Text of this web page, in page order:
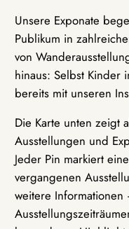
Unsere Exponate
Publikum in
von
hinaus: Selbst Kinder
bereits mit unseren
Die Karte unten zeigt
Ausstellungen und
Jeder Pin markiert
vergangenen
weitere Informationen